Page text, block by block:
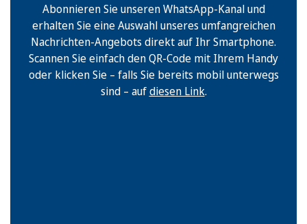
Abonnieren Sie unseren WhatsApp-Kanal und
erhalten Sie eine Auswahl unseres umfangreichen
Nachrichten-Angebots direkt auf Ihr Smartphone.
Scannen Sie einfach den QR-Code mit Ihrem Handy
oder klicken Sie – falls Sie bereits mobil unterwegs
sind – aufdiesen Link.